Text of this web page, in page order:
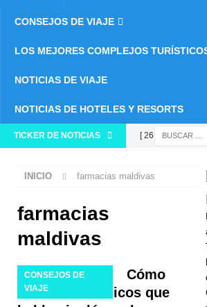
CONSEJOS DE VIAJE
LOS MEJORES COMPLEJOS
NOTICIAS DE VIAJE
NOTICIAS DE HOTELES Y RESORTS
TICKER DE NOTICIAS [ 26 de
de 2025 ]
Forbes
Travel Guide
INICIO farmacias maldivas
farmacias
maldivas
CONSEJOS DE
VIAJE
Cómo
encontrar médicos que